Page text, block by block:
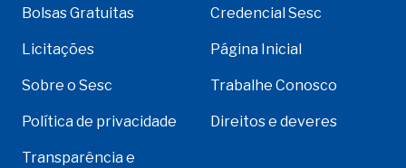
Bolsas Gratuitas Credencial Sesc
Licitações Página Inicial
Sobre o Sesc Trabalhe Conosco
Política de privacidade Direitos e deveres
Transparência e